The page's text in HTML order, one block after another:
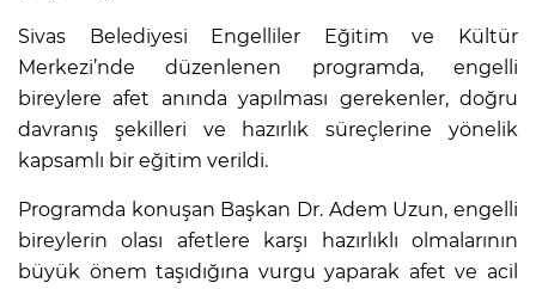
Sivas Belediyesi Engelliler Eğitim ve Kültür
Merkezi’nde düzenlenen programda, engelli
bireylere afet anında yapılması gerekenler, doğru
davranış şekilleri ve hazırlık süreçlerine yönelik
kapsamlı bir eğitim verildi.
Programda konuşan Başkan Dr. Adem Uzun, engelli
bireylerin olası afetlere karşı hazırlıklı olmalarının
büyük önem taşıdığına vurgu yaparak afet ve acil